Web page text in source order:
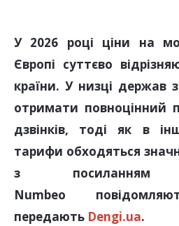
У 2026 році ціни на
Європі суттєво
країни. У низці держав
отримати повноцінний
дзвінків, тоді як в
тарифи обходяться
з
Numbeo
передають Dengi.ua.